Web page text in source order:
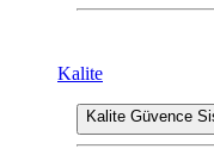
Kalite
Kalite Güvence